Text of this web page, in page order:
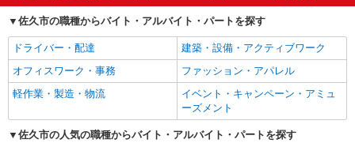
佐久市の職種からバイト・アルバイト・パートを探す
ドライバー・配達
建築・設備・アクティブワーク
オフィスワーク・事務
ファッション・アパレル
軽作業・製造・物流
イベント・キャンペーン・アミュ
ーズメント
佐久市の人気の職種からバイト・アルバイト・パートを探す